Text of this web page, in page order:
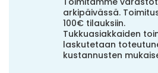
arkipäivässä.
100€ tilauksiin.
Tukkuasiakkaiden
laskutetaan
kustannusten